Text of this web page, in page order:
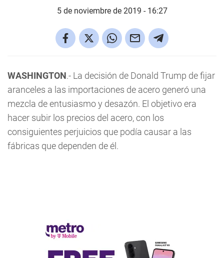
5 de noviembre de 2019 - 16:27
WASHINGTON.- La decisión de Donald Trump de fijar
aranceles a las importaciones de acero generó una
mezcla de entusiasmo y desazón. El objetivo era
hacer subir los precios del acero, con los
consiguientes perjuicios que podía causar a las
fábricas que dependen de él.